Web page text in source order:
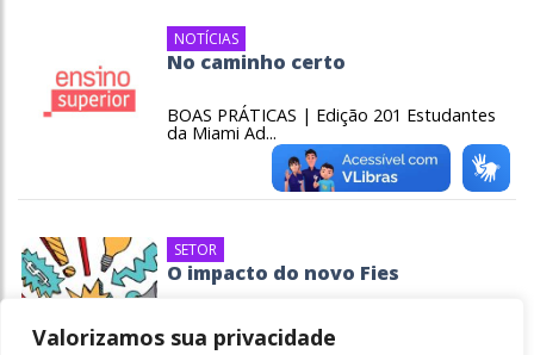
Valorizamos sua privacidade
NOTÍCIAS
No caminho certo
BOAS PRÁTICAS | Edição 201 Estudantes
da Miami Ad...
SETOR
O impacto do novo Fies
Alteração nas regras pressiona alunos e...